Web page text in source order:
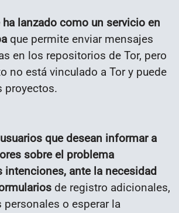
ha lanzado como un servicio en
que permite enviar mensajes
en los repositorios de Tor, pero
no está vinculado a Tor y puede
proyectos.
que desean informar a
sobre el problema
intenciones, ante la necesidad
de registro adicionales,
o esperar la